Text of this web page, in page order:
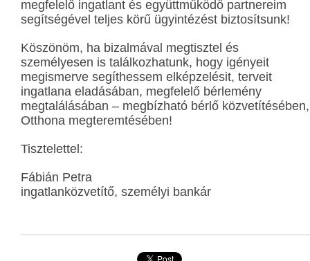
megfelelő ingatlant és együttműködő partnereim
segítségével teljes körű ügyintézést biztosítsunk!
Köszönöm, ha bizalmával megtisztel és
személyesen is találkozhatunk, hogy igényeit
megismerve segíthessem elképzelésit, terveit
ingatlana eladásában, megfelelő bérlemény
megtalálásában – megbízható bérlő közvetítésében,
Otthona megteremtésében!
Tisztelettel:
Fábián Petra
ingatlanközvetítő, személyi bankár